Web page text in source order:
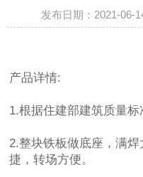
发布日期：2021-06-
产品详情:
1.根据住建部建筑质量标
2.整块铁板做底座，满
捷，转场方便。